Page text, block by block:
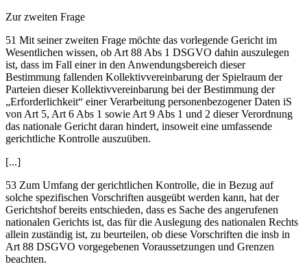
Zur zweiten Frage
51 Mit seiner zweiten Frage möchte das vorlegende Gericht im
Wesentlichen wissen, ob Art 88 Abs 1 DSGVO dahin auszulegen
ist, dass im Fall einer in den Anwendungsbereich dieser
Bestimmung fallenden Kollektivvereinbarung der Spielraum der
Parteien dieser Kollektivvereinbarung bei der Bestimmung der
„Erforderlichkeit“ einer Verarbeitung personenbezogener Daten iS
von Art 5, Art 6 Abs 1 sowie Art 9 Abs 1 und 2 dieser Verordnung
das nationale Gericht daran hindert, insoweit eine umfassende
gerichtliche Kontrolle auszuüben.
[...]
53 Zum Umfang der gerichtlichen Kontrolle, die in Bezug auf
solche spezifischen Vorschriften ausgeübt werden kann, hat der
Gerichtshof bereits entschieden, dass es Sache des angerufenen
nationalen Gerichts ist, das für die Auslegung des nationalen Rechts
allein zuständig ist, zu beurteilen, ob diese Vorschriften die insb in
Art 88 DSGVO vorgegebenen Voraussetzungen und Grenzen
beachten.